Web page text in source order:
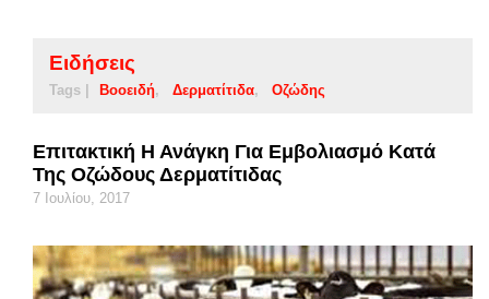
Ειδήσεις
Tags | Βοοειδή Δερματίτιδα Οζώδης
Επιτακτική Η Ανάγκη Για Εμβολιασμό Κατά
Της Οζώδους Δερματίτιδας
7 Ιουλίου, 2017